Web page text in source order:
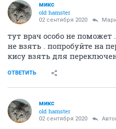
микс
old hamster
02 сентября 2020
тут врач особо не
не взять . попробуйте на
кису взять для
ОТВЕТИТЬ
микс
old hamster
02 сентября 2020